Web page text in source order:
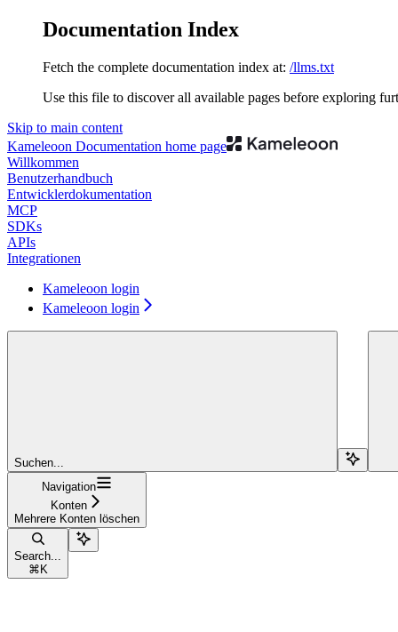
Documentation Index
Fetch the complete documentation index at: /llms.txt
Use this file to discover all available pages before exploring
Skip to main content
Kameleoon Documentation home page
Willkommen
Benutzerhandbuch
Entwicklerdokumentation
MCP
SDKs
APIs
Integrationen
Kameleoon login
Kameleoon login
Suchen...
Navigation
Konten
Mehrere Konten löschen
Search...
⌘ K